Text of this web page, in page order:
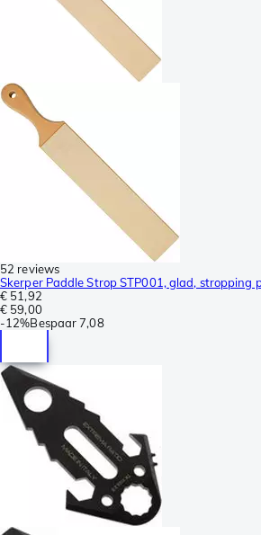
52 reviews
Skerper Paddle Strop STP001, glad, stropping
€ 51,92
€ 59,00
-12%Bespaar 7,08